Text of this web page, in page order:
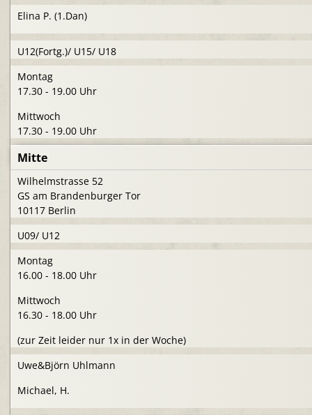
Elina P. (1.Dan)
U12(Fortg.)/ U15/ U18
Montag
17.30 - 19.00 Uhr
Mittwoch
17.30 - 19.00 Uhr
Mitte
Wilhelmstrasse 52
GS am Brandenburger Tor
10117 Berlin
U09/ U12
Montag
16.00 - 18.00 Uhr
Mittwoch
16.30 - 18.00 Uhr
(zur Zeit leider nur 1x in der Woche)
Uwe&Björn Uhlmann
Michael, H.